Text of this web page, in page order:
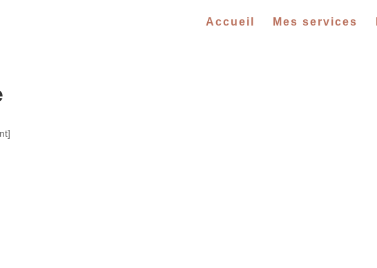
Accueil Mes services